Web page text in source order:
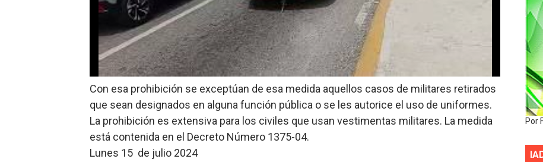
Con esa prohibición se exceptúan de esa medida aquellos casos de militares retirados
que sean designados en alguna función pública o se les autorice el uso de uniformes.
La prohibición es extensiva para los civiles que usan vestimentas militares. La medida
está contenida en el Decreto Número 1375-04.
Lunes 15 de julio 2024
Por